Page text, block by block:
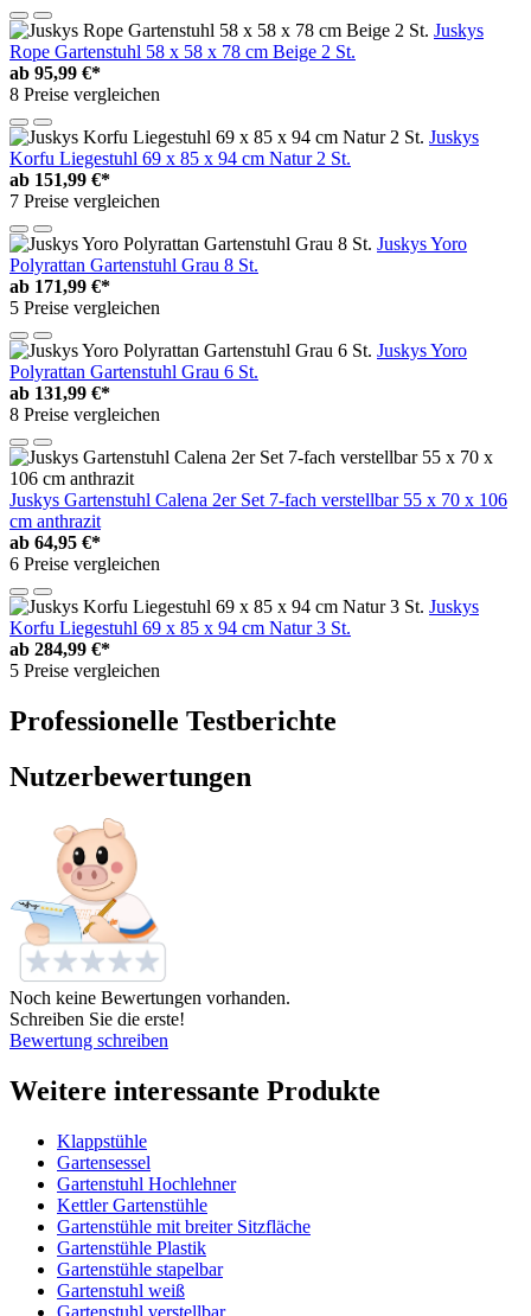
Juskys
Rope Gartenstuhl 58 x 58 x 78 cm Beige 2 St.
ab 95,99 €*
8 Preise vergleichen
Juskys
Korfu Liegestuhl 69 x 85 x 94 cm Natur 2 St.
ab 151,99 €*
7 Preise vergleichen
Juskys Yoro
Polyrattan Gartenstuhl Grau 8 St.
ab 171,99 €*
5 Preise vergleichen
Juskys Yoro
Polyrattan Gartenstuhl Grau 6 St.
ab 131,99 €*
8 Preise vergleichen
Juskys Gartenstuhl Calena 2er Set 7-fach verstellbar 55 x 70 x 106
cm anthrazit
ab 64,95 €*
6 Preise vergleichen
Juskys
Korfu Liegestuhl 69 x 85 x 94 cm Natur 3 St.
ab 284,99 €*
5 Preise vergleichen
Professionelle Testberichte
Nutzerbewertungen
Noch keine Bewertungen vorhanden.
Schreiben Sie die erste!
Bewertung schreiben
Weitere interessante Produkte
Klappstühle
Gartensessel
Gartenstuhl Hochlehner
Kettler Gartenstühle
Gartenstühle mit breiter Sitzfläche
Gartenstühle Plastik
Gartenstühle stapelbar
Gartenstuhl weiß
Gartenstuhl verstellbar